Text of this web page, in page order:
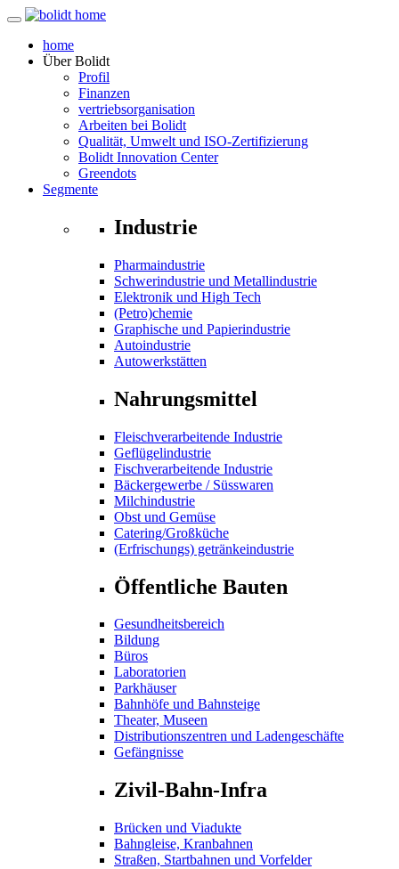
home
ÜberBolidt
Profil
Finanzen
vertriebsorganisation
Arbeiten bei Bolidt
Qualität, Umwelt und ISO-Zertifizierung
Bolidt Innovation Center
Greendots
Segmente
Industrie
Pharmaindustrie
Schwerindustrie und Metallindustrie
Elektronik und High Tech
(Petro)chemie
Graphische und Papierindustrie
Autoindustrie
Autowerkstätten
Nahrungsmittel
Fleischverarbeitende Industrie
Geflügelindustrie
Fischverarbeitende Industrie
Bäckergewerbe / Süsswaren
Milchindustrie
Obst und Gemüse
Catering/Großküche
(Erfrischungs) getränkeindustrie
Öffentliche Bauten
Gesundheitsbereich
Bildung
Büros
Laboratorien
Parkhäuser
Bahnhöfe und Bahnsteige
Theater, Museen
Distributionszentren und Ladengeschäfte
Gefängnisse
Zivil-Bahn-Infra
Brücken und Viadukte
Bahngleise, Kranbahnen
Straßen, Startbahnen und Vorfelder